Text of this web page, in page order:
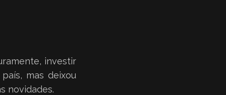
investir
mas deixou
novidades.